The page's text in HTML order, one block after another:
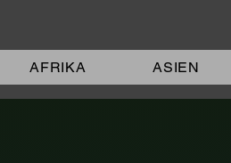
AFRIKA ASIEN